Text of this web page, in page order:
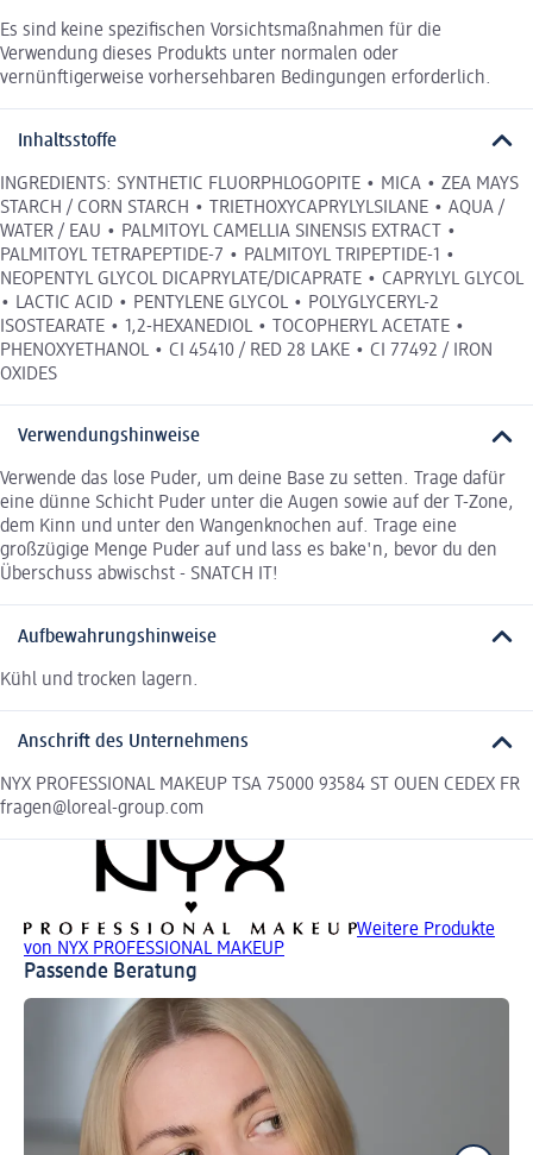
Es sind keine spezifischen Vorsichtsmaßnahmen für die
Verwendung dieses Produkts unter normalen oder
vernünftigerweise vorhersehbaren Bedingungen erforderlich.
Inhaltsstoffe
INGREDIENTS: SYNTHETIC FLUORPHLOGOPITE • MICA • ZEA MAYS
STARCH / CORN STARCH • TRIETHOXYCAPRYLYLSILANE • AQUA /
WATER / EAU • PALMITOYL CAMELLIA SINENSIS EXTRACT •
PALMITOYL TETRAPEPTIDE-7 • PALMITOYL TRIPEPTIDE-1 •
NEOPENTYL GLYCOL DICAPRYLATE/DICAPRATE • CAPRYLYL GLYCOL
• LACTIC ACID • PENTYLENE GLYCOL • POLYGLYCERYL-2
ISOSTEARATE • 1,2-HEXANEDIOL • TOCOPHERYL ACETATE •
PHENOXYETHANOL • CI 45410 / RED 28 LAKE • CI 77492 / IRON
OXIDES
Verwendungshinweise
Verwende das lose Puder, um deine Base zu setten. Trage dafür
eine dünne Schicht Puder unter die Augen sowie auf der T-Zone,
dem Kinn und unter den Wangenknochen auf. Trage eine
großzügige Menge Puder auf und lass es bake'n, bevor du den
Überschuss abwischst - SNATCH IT!
Aufbewahrungshinweise
Kühl und trocken lagern.
Anschrift des Unternehmens
NYX PROFESSIONAL MAKEUP TSA 75000 93584 ST OUEN CEDEX FR
fragen@loreal-group.com
Weitere Produkte
von NYX PROFESSIONAL MAKEUP
Passende Beratung